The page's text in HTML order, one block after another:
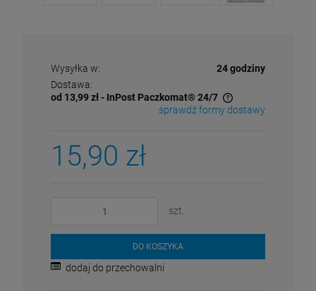
Wysyłka w:
24 godziny
Dostawa:
od 13,99 zł- InPost Paczkomat® 24/7
Cena nie zawiera ewentualnych kosztów płatności
sprawdź formy dostawy
15,90 zł
szt.
DO KOSZYKA
dodaj do przechowalni